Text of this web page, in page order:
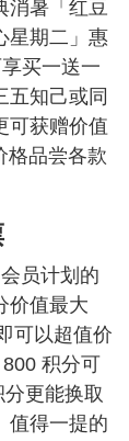
消暑「红豆
星期二」惠
买一送一
五知己或同
可获赠价值
格品尝各款
员计划的
价值最大
可以超值价
积分可
更能换取
值得一提的